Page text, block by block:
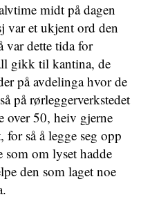
midt på dagen
var et ukjent ord den
var dette tida for
gikk til kantina, de
på avdelinga hvor de
på rørleggerverkstedet
over 50, heiv gjerne
så å legge seg opp
som om lyset hadde
den som laget noe